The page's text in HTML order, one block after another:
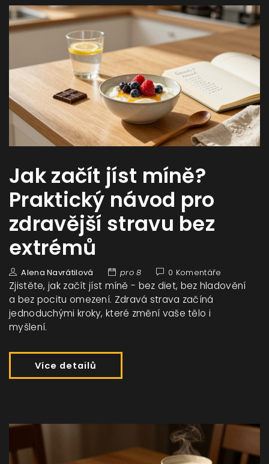
Jak začít jíst míně?
Praktický návod pro
zdravější stravu bez
extrémů
Alena Navrátilová pro 8 0 Komentáře
Zjistěte, jak začít jíst míně - bez diet, bez hladovění
a bez pocitu omezení. Zdravá strava začíná
jednoduchými kroky, které změní vaše tělo i
myšlení.
Více detailů